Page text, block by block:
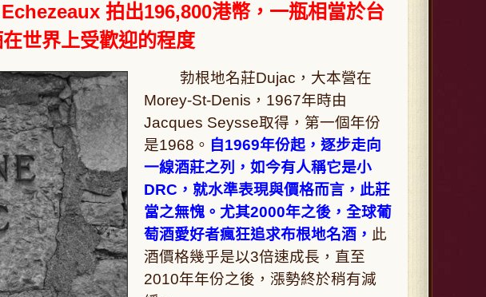
拍出196,800港幣，一瓶相當於台
世界上受歡迎的程度
勃根地名莊Dujac，大本營在
Morey-St-Denis，1967年時由
Jacques Seysse取得，第一個年份
是1968。 自1969年份起，逐步走向
一線酒莊之列，如今有人稱它是小
DRC，就水準表現與價格而言，此莊
當之無愧。尤其2000年之後，全球葡
萄酒愛好者瘋狂追求布根地名酒， 此
酒價格幾乎是以3倍速成長，直至
2010年年份之後，漲勢終於稍有減